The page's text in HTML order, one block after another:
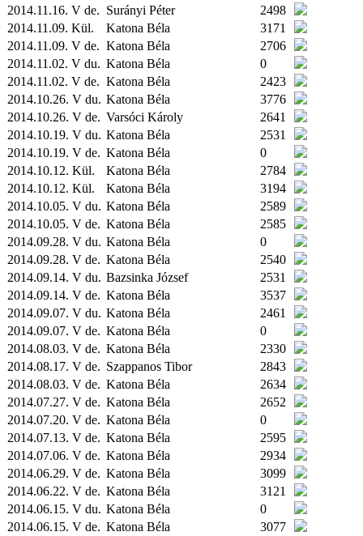
2014.11.16. V de. Surányi Péter
2498
2014.11.09. Kül. Katona Béla
3171
2014.11.09. V de. Katona Béla
2706
2014.11.02. V du. Katona Béla
0
2014.11.02. V de. Katona Béla
2423
2014.10.26. V du. Katona Béla
3776
2014.10.26. V de. Varsóci Károly
2641
2014.10.19. V du. Katona Béla
2531
2014.10.19. V de. Katona Béla
0
2014.10.12. Kül. Katona Béla
2784
2014.10.12. Kül. Katona Béla
3194
2014.10.05. V du. Katona Béla
2589
2014.10.05. V de. Katona Béla
2585
2014.09.28. V du. Katona Béla
0
2014.09.28. V de. Katona Béla
2540
2014.09.14. V du. Bazsinka József
2531
2014.09.14. V de. Katona Béla
3537
2014.09.07. V du. Katona Béla
2461
2014.09.07. V de. Katona Béla
0
2014.08.03. V de. Katona Béla
2330
2014.08.17. V de. Szappanos Tibor
2843
2014.08.03. V de. Katona Béla
2634
2014.07.27. V de. Katona Béla
2652
2014.07.20. V de. Katona Béla
0
2014.07.13. V de. Katona Béla
2595
2014.07.06. V de. Katona Béla
2934
2014.06.29. V de. Katona Béla
3099
2014.06.22. V de. Katona Béla
3121
2014.06.15. V du. Katona Béla
0
2014.06.15. V de. Katona Béla
3077